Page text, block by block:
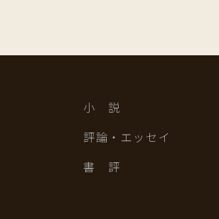
小 説
評論・エッセイ
書 評